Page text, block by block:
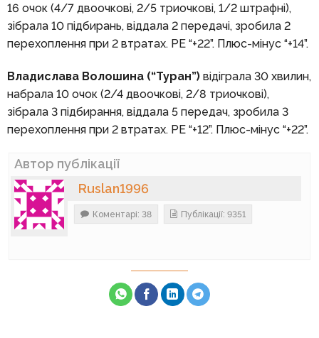
16 очок (4/7 двоочкові, 2/5 триочкові, 1/2 штрафні),
зібрала 10 підбирань, віддала 2 передачі, зробила 2
перехоплення при 2 втратах. РЕ “+22”. Плюс-мінус “+14”.
Владислава Волошина (“Туран”)відіграла 30 хвилин,
набрала 10 очок (2/4 двоочкові, 2/8 триочкові),
зібрала 3 підбирання, віддала 5 передач, зробила 3
перехоплення при 2 втратах. РЕ “+12”. Плюс-мінус “+22”.
Автор публікації
Ruslan1996
Коментарі: 38 Публікації: 9351